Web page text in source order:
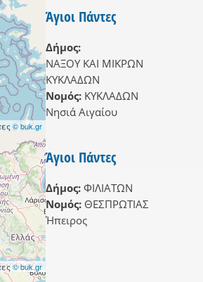
© buk.gr
Άγιοι Πάντες
Δήμος:
ΝΑΞΟΥ ΚΑΙ ΜΙΚΡΩΝ
ΚΥΚΛΑΔΩΝ
Νομός: ΚΥΚΛΑΔΩΝ
Νησιά Αιγαίου
© buk.gr
Άγιοι Πάντες
Δήμος: ΦΙΛΙΑΤΩΝ
Νομός: ΘΕΣΠΡΩΤΙΑΣ
Ήπειρος